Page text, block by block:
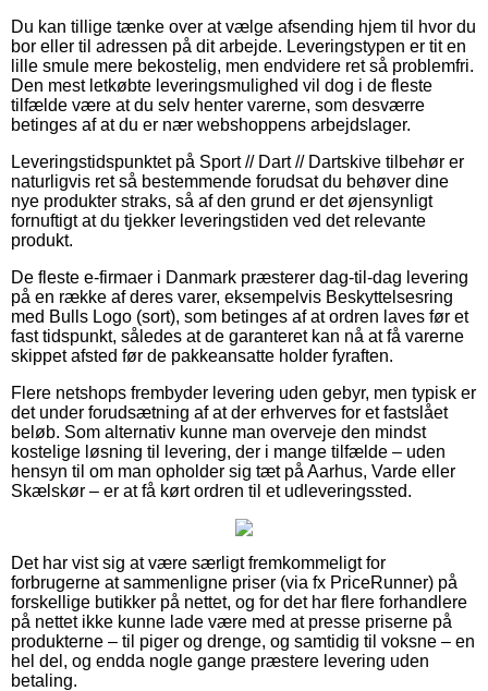
Du kan tillige tænke over at vælge afsending hjem til hvor du
bor eller til adressen på dit arbejde. Leveringstypen er tit en
lille smule mere bekostelig, men endvidere ret så problemfri.
Den mest letkøbte leveringsmulighed vil dog i de fleste
tilfælde være at du selv henter varerne, som desværre
betinges af at du er nær webshoppens arbejdslager.
Leveringstidspunktet på Sport // Dart // Dartskive tilbehør er
naturligvis ret så bestemmende forudsat du behøver dine
nye produkter straks, så af den grund er det øjensynligt
fornuftigt at du tjekker leveringstiden ved det relevante
produkt.
De fleste e-firmaer i Danmark præsterer dag-til-dag levering
på en række af deres varer, eksempelvis Beskyttelsesring
med Bulls Logo (sort), som betinges af at ordren laves før et
fast tidspunkt, således at de garanteret kan nå at få varerne
skippet afsted før de pakkeansatte holder fyraften.
Flere netshops frembyder levering uden gebyr, men typisk er
det under forudsætning af at der erhverves for et fastslået
beløb. Som alternativ kunne man overveje den mindst
kostelige løsning til levering, der i mange tilfælde – uden
hensyn til om man opholder sig tæt på Aarhus, Varde eller
Skælskør – er at få kørt ordren til et udleveringssted.
Det har vist sig at være særligt fremkommeligt for
forbrugerne at sammenligne priser (via fx PriceRunner) på
forskellige butikker på nettet, og for det har flere forhandlere
på nettet ikke kunne lade være med at presse priserne på
produkterne – til piger og drenge, og samtidig til voksne – en
hel del, og endda nogle gange præstere levering uden
betaling.